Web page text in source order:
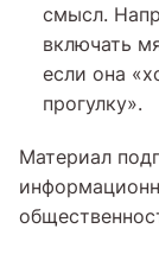
смысл.
включать
если она
прогулку».
Материал